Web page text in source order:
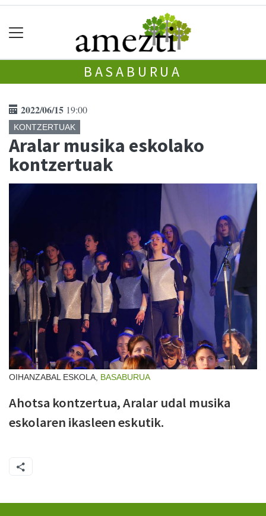
BASABURUA
2022/06/15 19:00
KONTZERTUAK
Aralar musika eskolako
kontzertuak
OIHANZABAL ESKOLA, BASABURUA
Ahotsa kontzertua, Aralar udal musika
eskolaren ikasleen eskutik.